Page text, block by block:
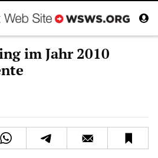
im Jahr 2010